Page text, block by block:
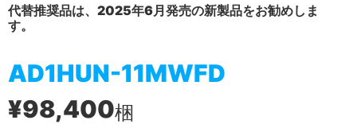
代替推奨品は、2025年6月発売の新製品をお勧めしま
す。
AD1HUN-11MWFD
¥98,400梱